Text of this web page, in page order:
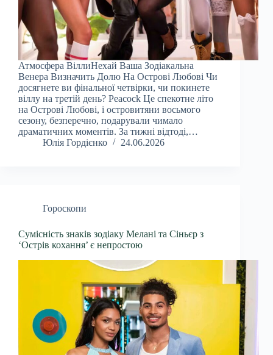
Атмосфера ВіллиНехай Ваша Зодіакальна
Венера Визначить Долю На Острові Любові Чи
досягнете ви фінальної четвірки, чи покинете
віллу на третій день? Peacock Це спекотне літо
на Острові Любові, і островитяни восьмого
сезону, безперечно, подарували чимало
драматичних моментів. За тижні відтоді,…
Юлія Гордієнко
24.06.2026
Гороскопи
Сумісність знаків зодіаку Мелані та Сіньєр з
‘Острів кохання’ є непростою